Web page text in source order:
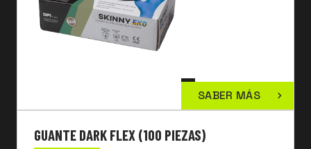
SABER MÁS
GUANTE DARK FLEX (100 PIEZAS)